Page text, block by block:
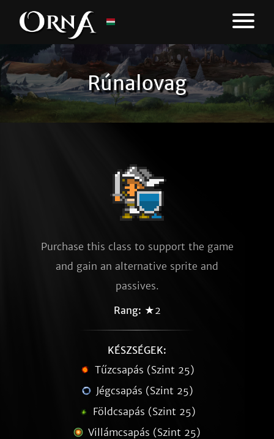
Rúnalovag
Purchase this class to support the game
and gain an alternative sprite and
passives.
Rang: ★2
KÉSZSÉGEK:
Tűzcsapás (Szint 25)
Jégcsapás (Szint 25)
Földcsapás (Szint 25)
Villámcsapás (Szint 25)